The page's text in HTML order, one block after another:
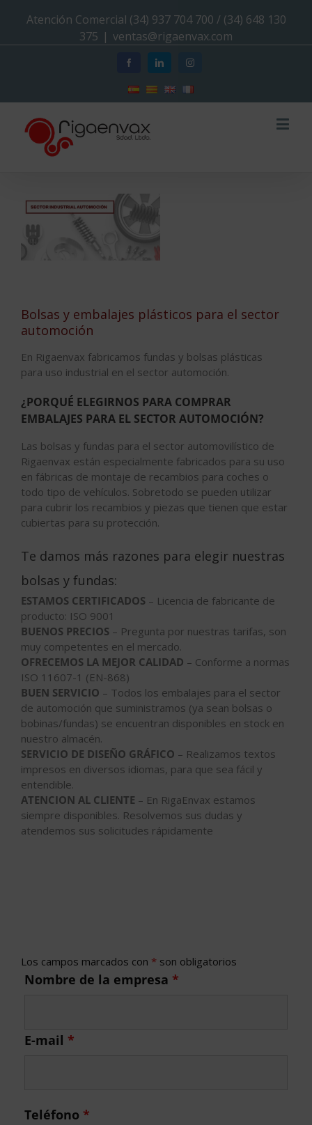
Atención Comercial (34) 937 704 700 / (34) 648 130
375 | ventas@rigaenvax.com
Bolsas y embalajes plásticos para el sector
automoción
En Rigaenvax fabricamos fundas y bolsas plásticas
para uso industrial en el sector automoción.
¿PORQUÉ ELEGIRNOS PARA COMPRAR
EMBALAJES PARA EL SECTOR AUTOMOCIÓN?
Las bolsas y fundas para el sector automovilístico de
Rigaenvax están especialmente fabricados para su uso
en fábricas de montaje de recambios para coches o
todo tipo de vehículos. Sobretodo se pueden utilizar
para cubrir los recambios y piezas que tienen que estar
cubiertas para su protección.
Te damos más razones para elegir nuestras
bolsas y fundas:
ESTAMOS CERTIFICADOS – Licencia de fabricante de
producto: ISO 9001
BUENOS PRECIOS – Pregunta por nuestras tarifas, son
muy competentes en el mercado.
OFRECEMOS LA MEJOR CALIDAD – Conforme a normas
ISO 11607-1 (EN-868)
BUEN SERVICIO – Todos los embalajes para el sector
de automoción que suministramos (ya sean bolsas o
bobinas/fundas) se encuentran disponibles en stock en
nuestro almacén.
SERVICIO DE DISEÑO GRÁFICO – Realizamos textos
impresos en diversos idiomas, para que sea fácil y
entendible.
ATENCION AL CLIENTE – En RigaEnvax estamos
siempre disponibles. Resolvemos sus dudas y
atendemos sus solicitudes rápidamente
Los campos marcados con * son obligatorios
Nombre de la empresa *
E-mail *
Teléfono *